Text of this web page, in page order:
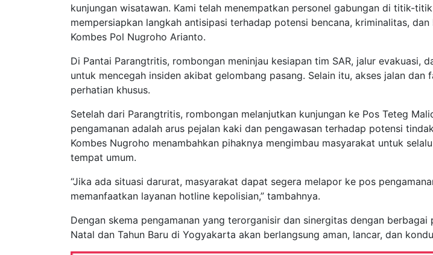
kunjungan wisatawan. Kami telah menempatkan personel gabungan di titik-
mempersiapkan langkah antisipasi terhadap potensi bencana, kriminalitas, dan
Kombes Pol Nugroho Arianto.
Di Pantai Parangtritis, rombongan meninjau kesiapan tim SAR, jalur evakuasi,
untuk mencegah insiden akibat gelombang pasang. Selain itu, akses jalan dan
perhatian khusus.
Setelah dari Parangtritis, rombongan melanjutkan kunjungan ke Pos Teteg
pengamanan adalah arus pejalan kaki dan pengawasan terhadap potensi
Kombes Nugroho menambahkan pihaknya mengimbau masyarakat untuk
tempat umum.
“Jika ada situasi darurat, masyarakat dapat segera melapor ke pos
memanfaatkan layanan hotline kepolisian,” tambahnya.
Dengan skema pengamanan yang terorganisir dan sinergitas dengan berbagai
Natal dan Tahun Baru di Yogyakarta akan berlangsung aman, lancar, dan